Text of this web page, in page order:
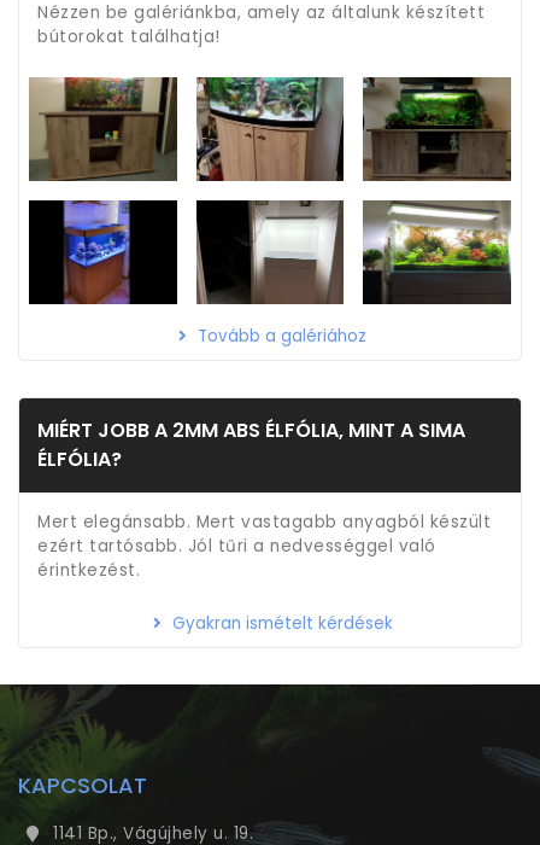
Nézzen be galériánkba, amely az általunk készített
bútorokat találhatja!
Tovább a galériához
MIÉRT JOBB A 2MM ABS ÉLFÓLIA, MINT A SIMA
ÉLFÓLIA?
Mert elegánsabb. Mert vastagabb anyagból készült
ezért tartósabb. Jól tűri a nedvességgel való
érintkezést.
Gyakran ismételt kérdések
KAPCSOLAT
1141 Bp., Vágújhely u. 19.